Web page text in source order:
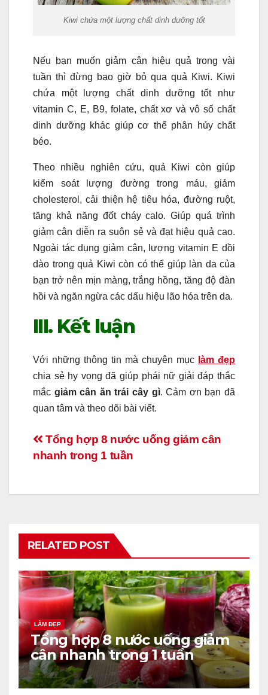
Kiwi chứa một lượng chất dinh dưỡng tốt
Nếu bạn muốn giảm cân hiệu quả trong vài
tuần thì đừng bao giờ bỏ qua quả Kiwi. Kiwi
chứa một lượng chất dinh dưỡng tốt như
vitamin C, E, B9, folate, chất xơ và vô số chất
dinh dưỡng khác giúp cơ thể phân hủy chất
béo.
Theo nhiều nghiên cứu, quả Kiwi còn giúp
kiểm soát lượng đường trong máu, giảm
cholesterol, cải thiện hệ tiêu hóa, đường ruột,
tăng khả năng đốt cháy calo. Giúp quá trình
giảm cân diễn ra suôn sẻ và đạt hiệu quả cao.
Ngoài tác dụng giảm cân, lượng vitamin E dồi
dào trong quả Kiwi còn có thể giúp làn da của
bạn trở nên mịn màng, trắng hồng, tăng độ đàn
hồi và ngăn ngừa các dấu hiệu lão hóa trên da.
III. Kết luận
Với những thông tin mà chuyên mục làm đẹp
chia sẻ hy vọng đã giúp phái nữ giải đáp thắc
mắc giảm cân ăn trái cây gì. Cảm ơn bạn đã
quan tâm và theo dõi bài viết.
Điều
hướng
bài
Tổng hợp 8 nước uống giảm cân
nhanh trong 1 tuần
RELATED POST
LÀM ĐẸP
Tổng hợp 8 nước uống giảm
cân nhanh trong 1 tuần